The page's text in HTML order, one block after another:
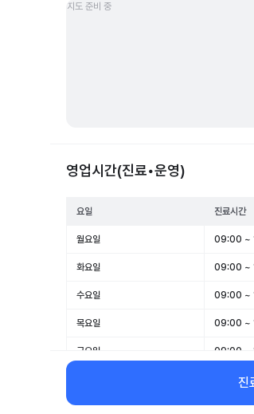
지도 준비 중
영업시간(진료•운영)
요일 진료시간
월요일 09:00 ~
화요일 09:00 ~
수요일 09:00 ~
목요일 09:00 ~
금요일 09:00 ~
09:00 ~
일요일 휴무
진